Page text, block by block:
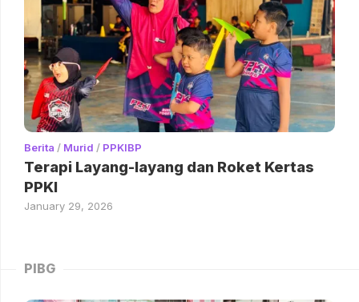
Berita / Murid / PPKIBP
Terapi Layang-layang dan Roket Kertas
PPKI
January 29, 2026
PIBG